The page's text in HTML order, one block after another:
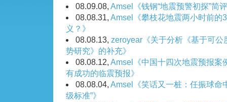
08.09.08, Amsel《钱钢“地震预警初探”简
08.08.31, Amsel《攀枝花地震两小时前的
义？》
08.08.13, zeroyear《关于分析《基于可
势研究》的补充》
08.08.12, Amsel《中国十四次地震预报
有成功的临震预报》
08.08.04, Amsel《笑话又一桩：任振球命
级标准”》